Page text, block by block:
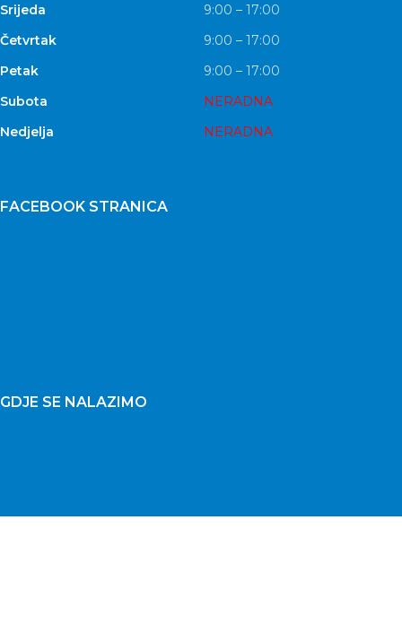
Srijeda
9:00 – 17:00
Četvrtak
9:00 – 17:00
Petak
9:00 – 17:00
Subota
NERADNA
Nedjelja
NERADNA
FACEBOOK STRANICA
GDJE SE NALAZIMO